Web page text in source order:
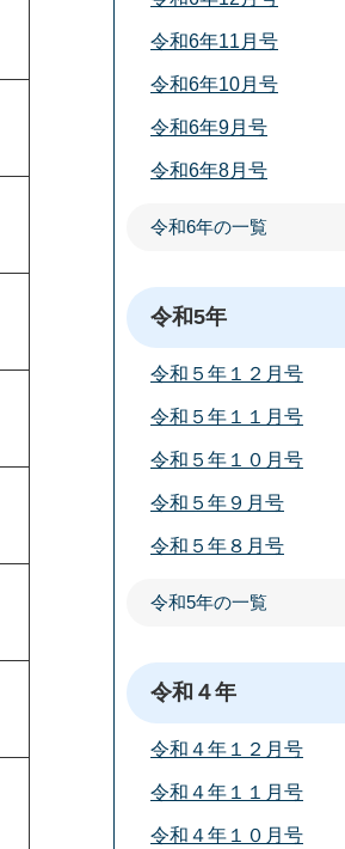
令和6年11月号
令和6年10月号
令和6年9月号
令和6年8月号
令和6年の一覧
令和5年
令和５年１２月号
令和５年１１月号
令和５年１０月号
令和５年９月号
令和５年８月号
令和5年の一覧
令和４年
令和４年１２月号
令和４年１１月号
令和４年１０月号